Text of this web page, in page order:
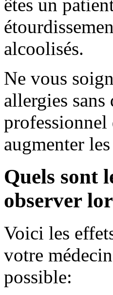
êtes un
alcoolisés.
Ne vous
allergies
professionnel
augmenter
Quels sont
observer
Voici les
votre
possible: